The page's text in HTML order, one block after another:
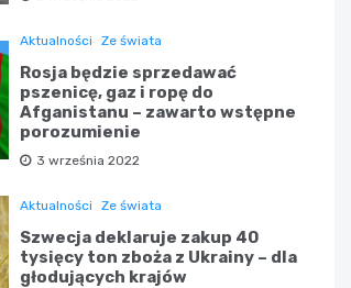
Aktualności Ze świata
Rosja będzie sprzedawać
pszenicę, gaz i ropę do
Afganistanu – zawarto wstępne
porozumienie
3 września 2022
Aktualności Ze świata
Szwecja deklaruje zakup 40
tysięcy ton zboża z Ukrainy – dla
głodujących krajów